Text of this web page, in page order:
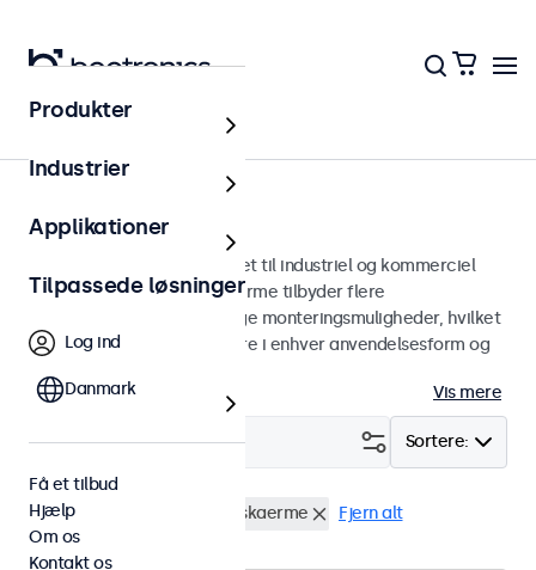
Hjem
32-tommer skærme
32 tommer skærme designet til industriel og kommerciel
brug. Vores 32-tommer skærme tilbyder flere
billedforbindelser og alsidige monteringsmuligheder, hvilket
gør dem nemme at integrere i enhver anvendelsesform og
Vis mere
Sortere:
Filter (0)
Høj lysstyrke 32 tommer skaerme Fjern alt
Produkter
Industrier
Applikationer
Tilpassede løsninger
Log ind
Danmark
Få et tilbud
Hjælp
Om os
Kontakt os